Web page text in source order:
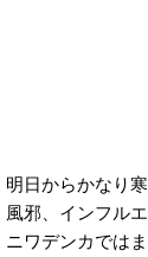
明日からかなり
風邪、インフル
ニワデンカでは